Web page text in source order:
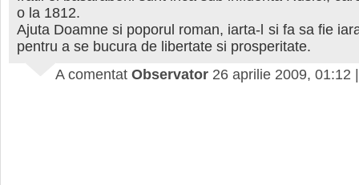
o la 1812.
Ajuta Doamne si poporul roman, iarta-l si fa sa fie
pentru a se bucura de libertate si prosperitate.
A comentat Observator 26 aprilie 2009, 01:12